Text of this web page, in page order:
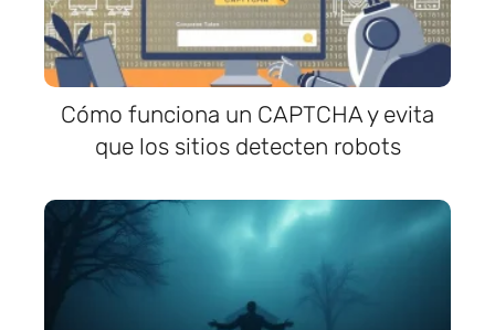
Cómo funciona un CAPTCHA y evita
que los sitios detecten robots